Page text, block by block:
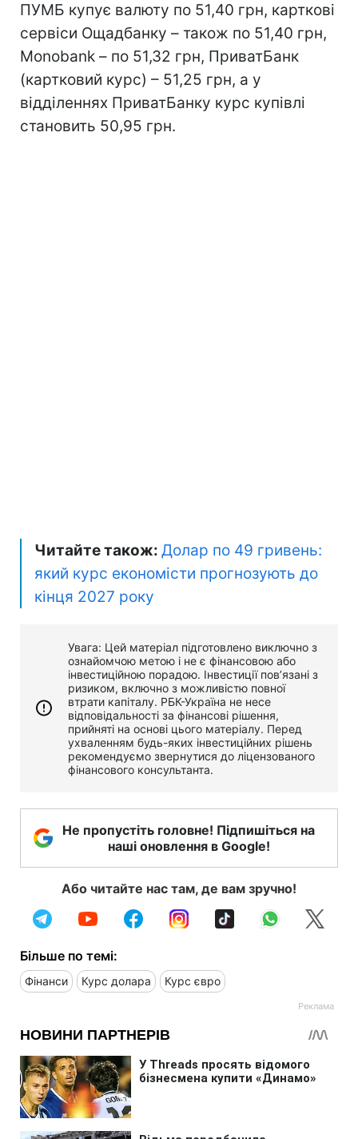
ПУМБ купує валюту по 51,40 грн, карткові
сервіси Ощадбанку – також по 51,40 грн,
Monobank – по 51,32 грн, ПриватБанк
(картковий курс) – 51,25 грн, а у
відділеннях ПриватБанку курс купівлі
становить 50,95 грн.
Читайте також: Долар по 49 гривень:
який курс економісти прогнозують до
кінця 2027 року
Увага: Цей матеріал підготовлено виключно з
ознайомчою метою і не є фінансовою або
інвестиційною порадою. Інвестиції пов’язані з
ризиком, включно з можливістю повної
втрати капіталу. РБК-Україна не несе
відповідальності за фінансові рішення,
прийняті на основі цього матеріалу. Перед
ухваленням будь-яких інвестиційних рішень
рекомендуємо звернутися до ліцензованого
фінансового консультанта.
Не пропустіть головне! Підпишіться на
наші оновлення в Google!
Або читайте нас там, де вам зручно!
Більше по темі:
Фінанси Курс долара Курс євро